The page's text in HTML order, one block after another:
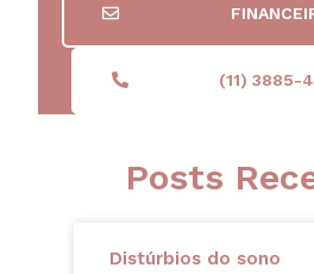
(11) 3885-
Posts
Distúrbios do sono